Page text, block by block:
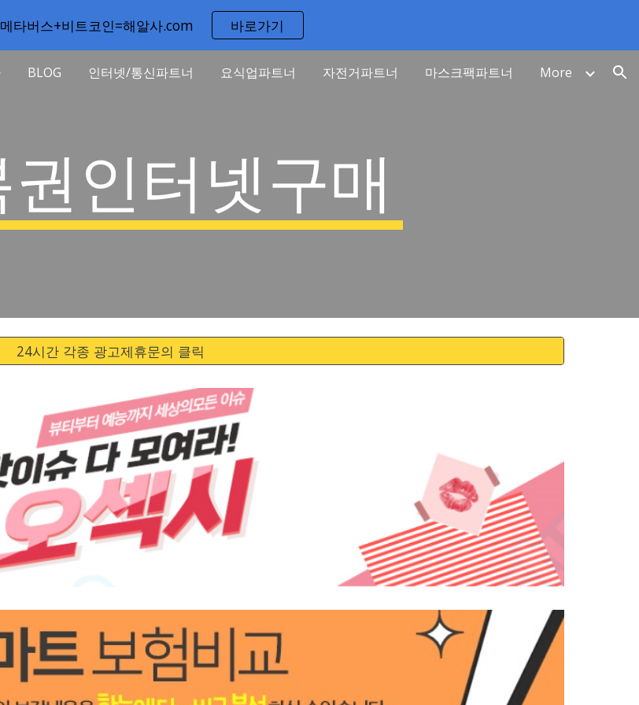
Skip to navigation
타버스+비트코인=해알사.com 바로가기
BLOG 인터넷/통신파트너 요식업파트너 자전거파트너 마스크팩파트너 More
인터넷구매
24시간 각종 광고제휴문의 클릭